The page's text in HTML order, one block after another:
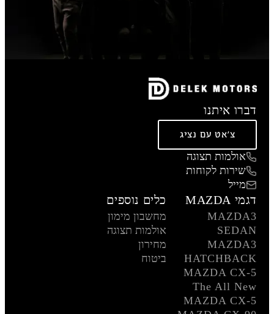
דברו איתנו
צ'אט עם נציג
אולמות תצוגה
שירות לקוחות
מייל
דגמי MAZDA
MAZDA3
SEDAN
MAZDA3
HATCHBACK
MAZDA CX-5
The All New
MAZDA CX-5
כלים נוספים
מחשבון מימון
אולמות תצוגה
מחירון
ביטוח